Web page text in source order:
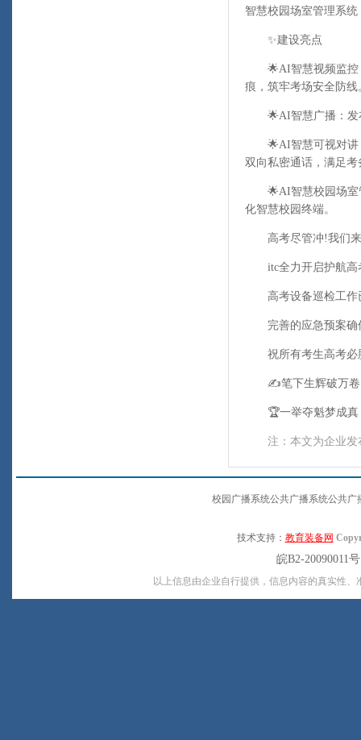
智慧校园场室管理系统
✨建设亮点
🌟AI智慧视频监控：
痕，筑牢考场安全防线
🌟AI智慧广播：发布
🌟AI智慧可视对讲：
双向私密通话，满足
🌟AI智慧校园场室管
化智慧校园终端。
高考尽管冲!我们
itc全力开启护航高
高考设备巡检工作
完善的应急预案确
祝所有考生高考必
✍️笔下生辉破万卷
🏆一举夺魁梦成真
注：本文为企业
校园广播系统公共广播系统公共
技术支持： 教育装备网
皖B2-20090011
以上信息由企业自行提供，信息内容的真实性